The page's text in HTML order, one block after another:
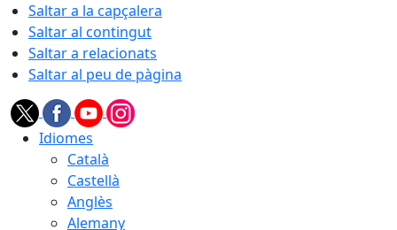
Saltar a la capçalera
Saltar al contingut
Saltar a relacionats
Saltar al peu de pàgina
Idiomes
Català
Castellà
Anglès
Alemany